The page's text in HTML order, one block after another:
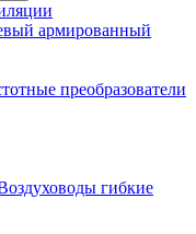
армированный
преобразователи
гибкие